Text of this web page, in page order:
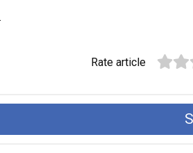
Rate article